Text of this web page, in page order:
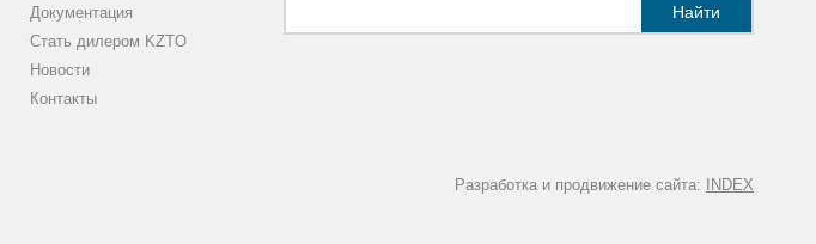
Документация
Стать дилером KZTO
Новости
Контакты
Найти
Разработка и продвижение сайта: INDEX